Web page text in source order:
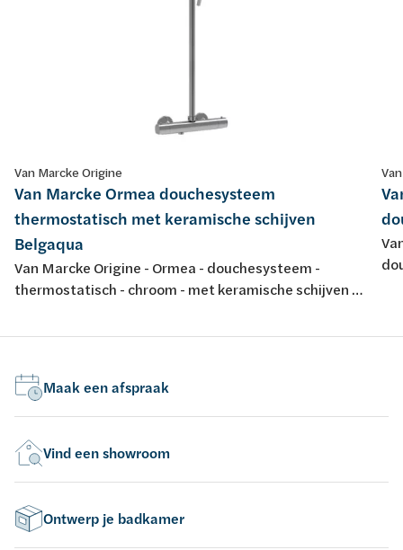
Van Marcke Origine
Van Marcke Ormea douchesysteem
thermostatisch met keramische schijven
Belgaqua
Van Marcke Origine - Ormea - douchesysteem -
thermostatisch - chroom - met keramische schijven -
safety stop - 11l/min - ACS - Belgaqua
Maak een afspraak
Vind een showroom
Ontwerp je badkamer